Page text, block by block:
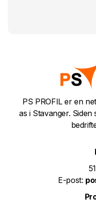
PS PROFIL er en
as i Stavanger.
E-post: